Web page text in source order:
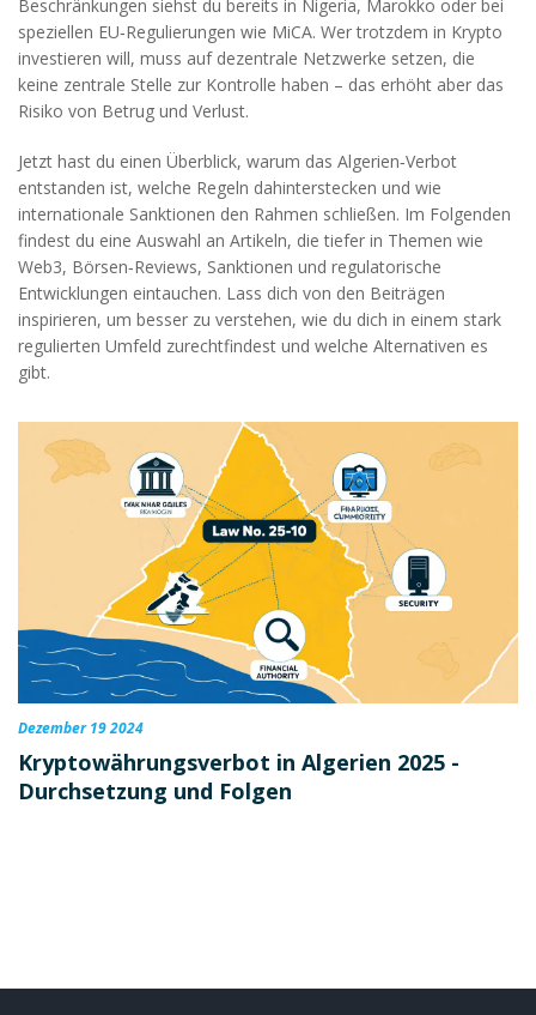
Beschränkungen siehst du bereits in Nigeria, Marokko oder bei
speziellen EU‑Regulierungen wie MiCA. Wer trotzdem in Krypto
investieren will, muss auf dezentrale Netzwerke setzen, die
keine zentrale Stelle zur Kontrolle haben – das erhöht aber das
Risiko von Betrug und Verlust.
Jetzt hast du einen Überblick, warum das Algerien‑Verbot
entstanden ist, welche Regeln dahinterstecken und wie
internationale Sanktionen den Rahmen schließen. Im Folgenden
findest du eine Auswahl an Artikeln, die tiefer in Themen wie
Web3, Börsen‑Reviews, Sanktionen und regulatorische
Entwicklungen eintauchen. Lass dich von den Beiträgen
inspirieren, um besser zu verstehen, wie du dich in einem stark
regulierten Umfeld zurechtfindest und welche Alternativen es
gibt.
Dezember 19 2024
Kryptowährungsverbot in Algerien 2025 -
Durchsetzung und Folgen